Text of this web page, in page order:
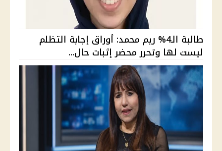
طالبة الـ4% ريم محمد: أوراق إجابة التظلم
ليست لها وتحرر محضر إثبات حال...